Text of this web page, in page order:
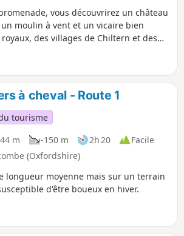
vous découvrirez un château
moulin à vent et un vicaire bien
des villages de Chiltern et des
à cheval - Route 1
tourisme
m -150 m 2h 20
Facile
(Oxfordshire)
longueur moyenne mais sur un terrain
d'être boueux en hiver.